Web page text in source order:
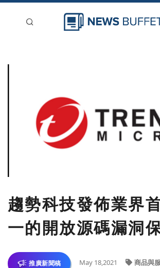
刊登
趨勢科技發佈業界
一的開放源碼漏洞
推廣新聞稿 May 18,2021 商品與